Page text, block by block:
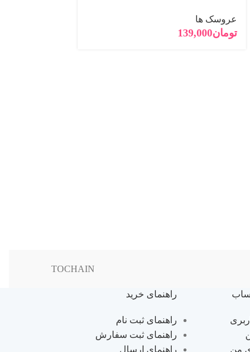
عروسک ها
تومان139,000
TOCHAIN
من
راهنمای خرید
راهنمای ثبت نام
راهنمای ثبت سفارش
راهنمای ارسال